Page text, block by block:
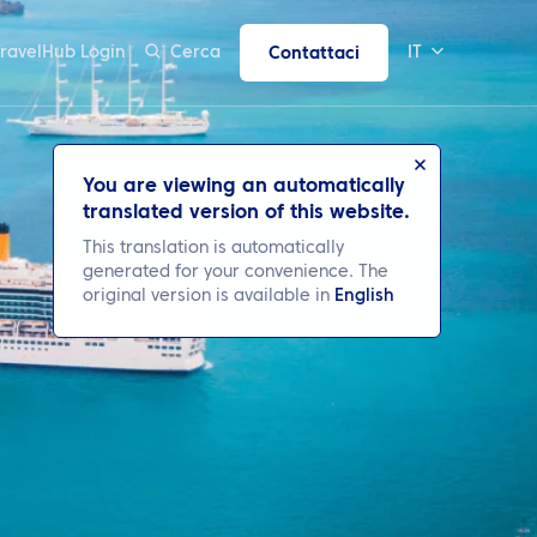
Login Cerca Contattaci IT
You are viewing an automatically
translated version of this website.
This translation is automatically
generated for your convenience. The
original version is available in English